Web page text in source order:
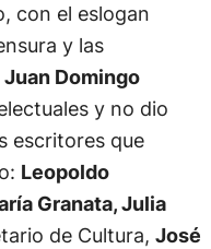
con el eslogan
y las
Juan Domingo
y no dio
escritores que
Leopoldo
Granata, Julia
de Cultura, José